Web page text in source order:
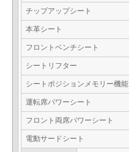
チップアップシート
本革シート
フロントベンチシート
シートリフター
シートポジションメモリー機能
運転席パワーシート
フロント両席パワーシート
電動サードシート